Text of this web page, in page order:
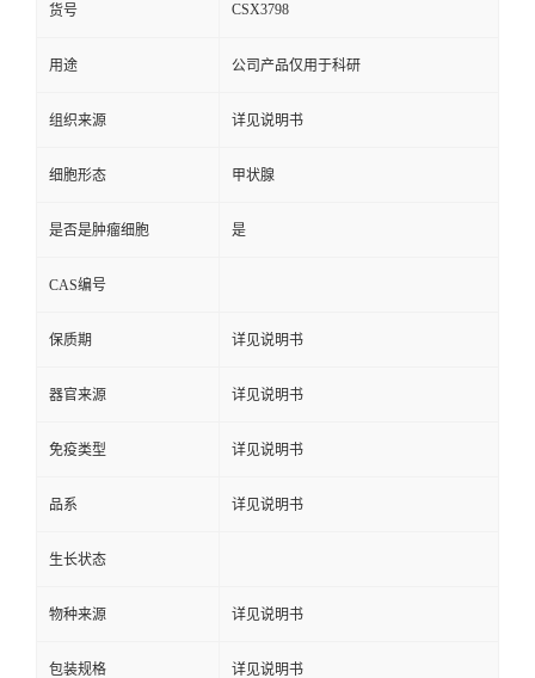
货号 CSX3798
用途 公司产品仅用于科研
组织来源 详见说明书
细胞形态 甲状腺
是否是肿瘤细胞 是
CAS编号
保质期 详见说明书
器官来源 详见说明书
免疫类型 详见说明书
品系 详见说明书
生长状态
物种来源 详见说明书
包装规格 详见说明书